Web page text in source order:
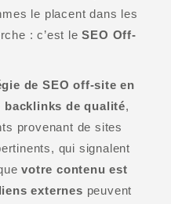
le placent dans les
: c’est leSEO Off-
de SEO off-site en
backlinks de qualité,
provenant de sites
qui signalent
votre contenu est
liens externes peuvent